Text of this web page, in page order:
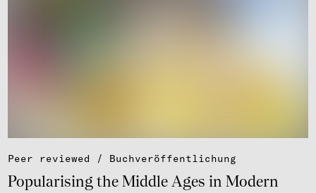
Popu­la­ri­sing the Middle Ages in Modern
Peer reviewed / Buch­ver­öf­fent­li­chung